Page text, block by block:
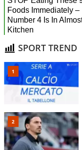
SPORT TREND